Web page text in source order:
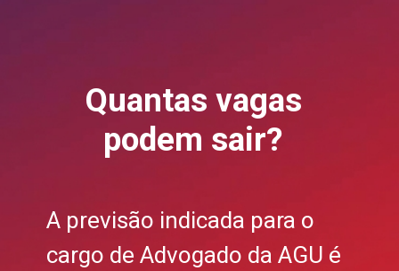
Quantas vagas
podem sair?
A previsão indicada para o
cargo de Advogado da AGU é